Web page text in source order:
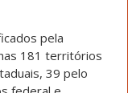
pela
181 territórios
39 pelo